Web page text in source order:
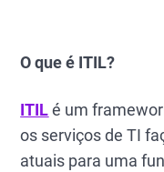
O que é ITIL?
ITILé um
os serviços de TI
atuais para uma